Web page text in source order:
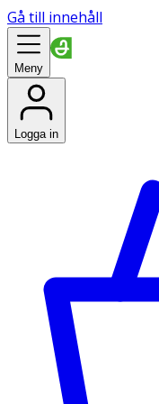
Gå till innehåll
Meny
Logga in